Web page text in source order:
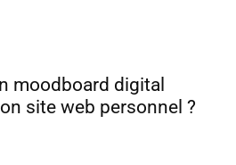
moodboard digital
site web personnel ?